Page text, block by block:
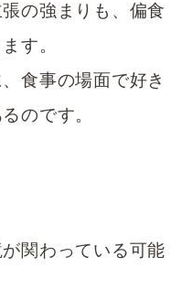
の強まりも、偏食
す。
食事の場面で好き
のです。
関わっている可能